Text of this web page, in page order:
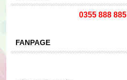
0355 888 885
FANPAGE